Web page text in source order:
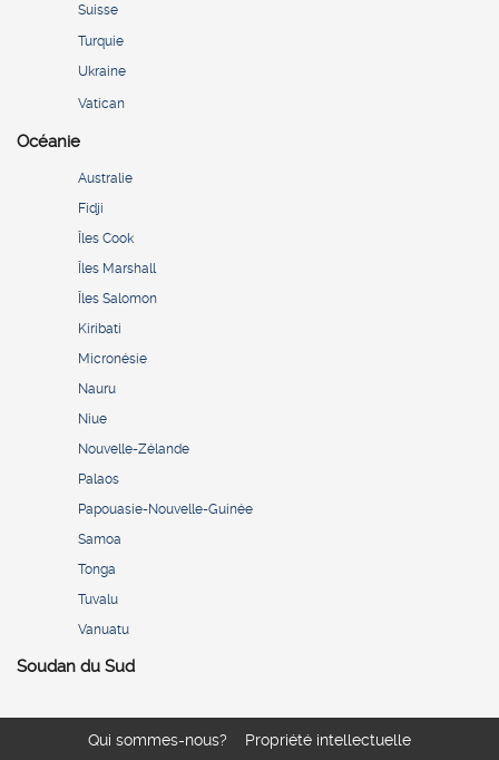
Suisse
Turquie
Ukraine
Vatican
Océanie
Australie
Fidji
Îles Cook
Îles Marshall
Îles Salomon
Kiribati
Micronésie
Nauru
Niue
Nouvelle-Zélande
Palaos
Papouasie-Nouvelle-Guinée
Samoa
Tonga
Tuvalu
Vanuatu
Soudan du Sud
Qui sommes-nous? Propriété intellectuelle